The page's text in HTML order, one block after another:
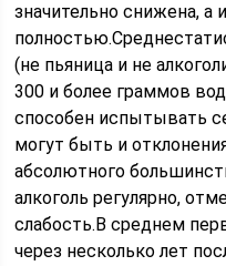
значительно снижена, а
(не пьяница и не
300 и более граммов
способен испытывать
могут быть и
абсолютного
алкоголь регулярно,
слабость.В среднем
через несколько лет